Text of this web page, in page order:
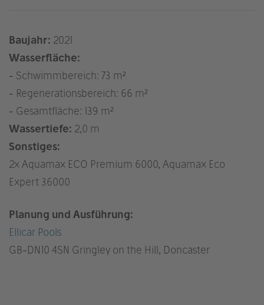
Baujahr: 2021
Wasserfläche:
- Schwimmbereich: 73 m²
- Regenerationsbereich: 66 m²
- Gesamtfläche: 139 m²
Wassertiefe: 2,0 m
Sonstiges:
2x Aquamax ECO Premium 6000, Aquamax Eco
Expert 36000
Planung und Ausführung:
Ellicar Pools
GB-DN10 4SN Gringley on the Hill, Doncaster